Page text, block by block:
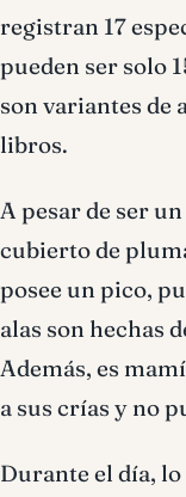
registran 17
pueden ser solo
son variantes de
libros.
A pesar de ser
cubierto de
posee un pico,
alas son hechas
Además, es
a sus crías y no
Durante el día,